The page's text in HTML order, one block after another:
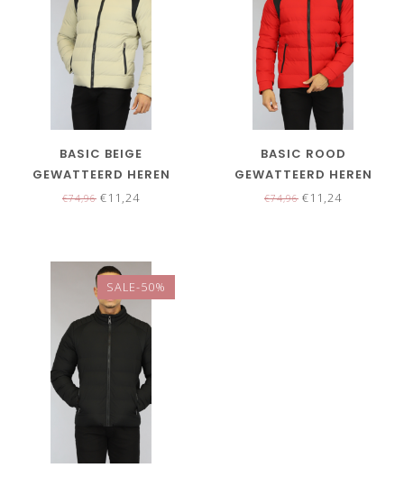
BASIC BEIGE
GEWATTEERD HEREN
JACK
€74,96 €11,24
BASIC ROOD
GEWATTEERD HEREN
JACK
€74,96 €11,24
SALE-50%